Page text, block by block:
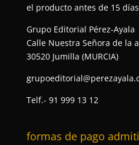
el producto antes de 15
Grupo Editorial Pérez-Ayala
Calle Nuestra Señora de la
30520 Jumilla (MURCIA)
Telf.- 91 999 13 12
formas de pago